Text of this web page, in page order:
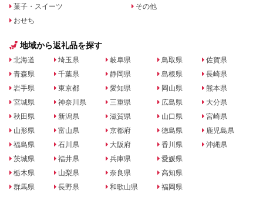
菓子・スイーツ
おせち
その他
地域から返礼品を探す
北海道
青森県
岩手県
宮城県
秋田県
山形県
福島県
茨城県
栃木県
群馬県
埼玉県
千葉県
東京都
神奈川県
新潟県
富山県
石川県
福井県
山梨県
長野県
岐阜県
静岡県
愛知県
三重県
滋賀県
京都府
大阪府
兵庫県
奈良県
和歌山県
鳥取県
島根県
岡山県
広島県
山口県
徳島県
香川県
愛媛県
高知県
福岡県
佐賀県
長崎県
熊本県
大分県
宮崎県
鹿児島県
沖縄県